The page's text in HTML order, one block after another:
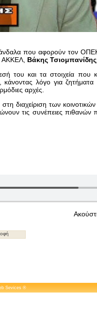
που αφορούν τον
ΑΚΚΕΛ, Βάκης Τσιομπανίδης
του και τα στοιχεία που
κάνοντας λόγο για
αρχές.
των κοινοτικών
τις συνέπειες πιθανών
Sevices®